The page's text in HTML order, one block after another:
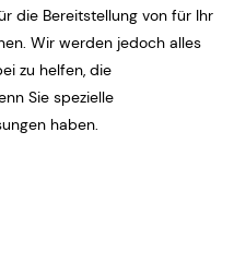
die Bereitstellung von für Ihr
Wir werden jedoch alles
zu helfen, die
Sie spezielle
haben.